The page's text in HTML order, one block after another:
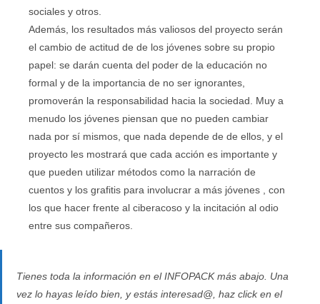
sociales y otros.
Además, los resultados más valiosos del proyecto serán
el cambio de actitud de de los jóvenes sobre su propio
papel: se darán cuenta del poder de la educación no
formal y de la importancia de no ser ignorantes,
promoverán la responsabilidad hacia la sociedad. Muy a
menudo los jóvenes piensan que no pueden cambiar
nada por sí mismos, que nada depende de de ellos, y el
proyecto les mostrará que cada acción es importante y
que pueden utilizar métodos como la narración de
cuentos y los grafitis para involucrar a más jóvenes , con
los que hacer frente al ciberacoso y la incitación al odio
entre sus compañeros.
Tienes toda la información en el INFOPACK más abajo. Una
vez lo hayas leído bien, y estás interesad@, haz click en el